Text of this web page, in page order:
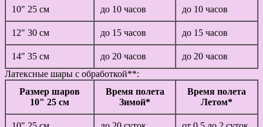
10" 25 см до 10 часов до 10 часов
12" 30 см до 15 часов до 15 часов
14" 35 см до 20 часов
до 20 часов
Латексные шары с обработкой**:
Размер шаров
10" 25 см
Время полета
Зимой*
Время полета
Летом*